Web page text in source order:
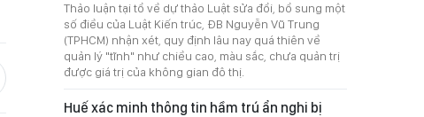
Thảo luận tại tổ về dự thảo Luật sửa đổi, bổ sung một
số điều của Luật Kiến trúc, ĐB Nguyễn Vũ Trung
(TPHCM) nhận xét, quy định lâu nay quá thiên về
quản lý "tĩnh" như chiều cao, màu sắc, chưa quản trị
được giá trị của không gian đô thị.
Huế xác minh thông tin hầm trú ẩn nghi bị